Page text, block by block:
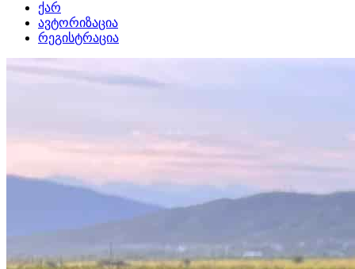
ქარ
ავტორიზაცია
რეგისტრაცია